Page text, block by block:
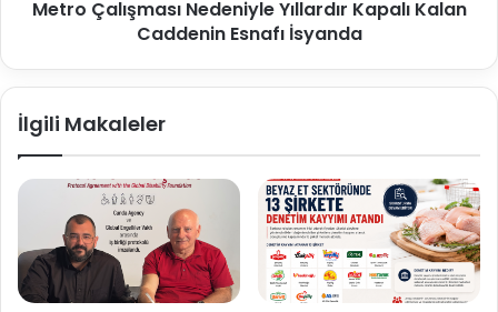
Metro Çalışması Nedeniyle Yıllardır Kapalı Kalan
Caddenin Esnafı İsyanda
İlgili Makaleler